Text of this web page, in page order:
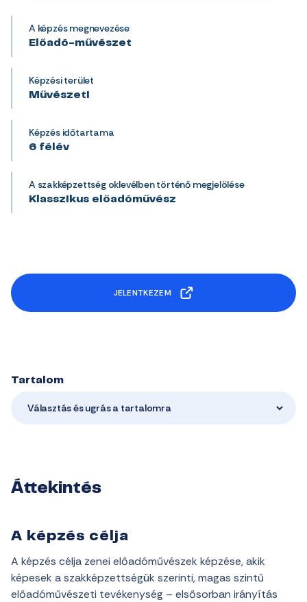
A képzés megnevezése
Előadó-művészet
Képzési terület
Művészeti
Képzés időtartama
6 félév
A szakképzettség oklevélben történő megjelölése
Klasszikus előadóművész
JELENTKEZEM
Tartalom
Választás és ugrás a tartalomra
Áttekintés
A képzés célja
A képzés célja zenei előadóművészek képzése, akik
képesek a szakképzettségük szerinti, magas szintű
előadóművészeti tevékenység – elsősorban irányítás